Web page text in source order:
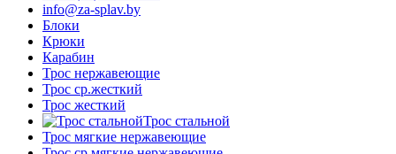
info@za-splav.by
Блоки
Крюки
Карабин
Трос нержавеющие
Трос ср.жесткий
Трос жесткий
Трос стальной
Трос мягкие нержавеющие